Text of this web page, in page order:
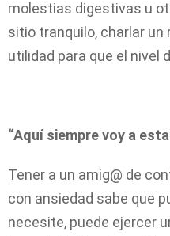
molestias digestivas u
sitio tranquilo, charlar un
utilidad para que el nivel
“Aquí siempre voy a
Tener a un amig@ de
con ansiedad sabe que
necesite, puede ejercer